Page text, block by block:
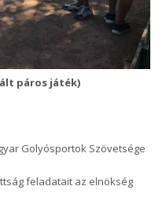
páros játék)
Golyósportok Szövetsége
az elnökség